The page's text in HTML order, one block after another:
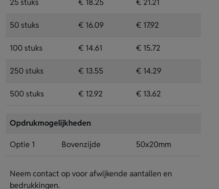
25 stuks € 18.25 € 21.21
50 stuks € 16.09 € 17.92
100 stuks € 14.61 € 15.72
250 stuks € 13.55 € 14.29
500 stuks € 12.92 € 13.62
Opdrukmogelijkheden
Optie 1 Bovenzijde 50x20mm
Neem contact op voor afwijkende aantallen en
bedrukkingen.